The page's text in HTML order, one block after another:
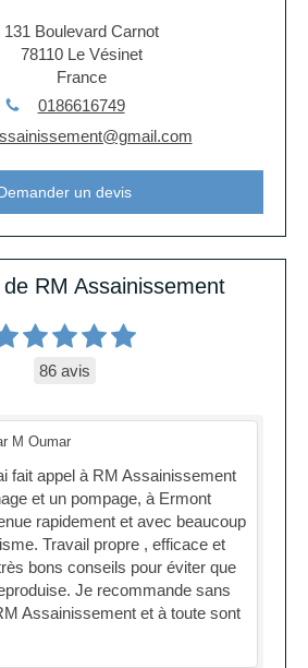
131 Boulevard Carnot
78110 Le Vésinet
France
0186616749
un devis
RM Assainissement
86 avis
M Oumar
fait appel à RM Assainissement
et un pompage, à Ermont
rapidement et avec beaucoup
Travail propre , efficace et
bons conseils pour éviter que
Je recommande sans
Assainissement et à toute sont